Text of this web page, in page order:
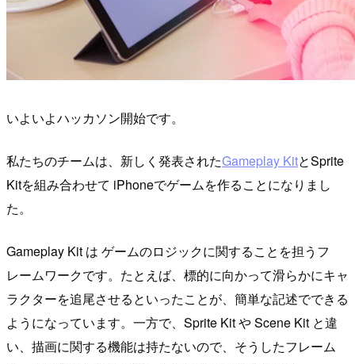
いよいよハッカソン開始です。
私たちのチームは、新しく発表されたGameplay KitとSprite
Kitを組み合わせて iPhoneでゲームを作ることになりまし
た。
Gameplay Kit は ゲームのロジックに関することを担うフ
レームワークです。たとえば、標的に向かって滑らかにキャ
ラクターを追尾させるといったことが、簡単な記述でできる
ようになっています。一方で、Sprite Kit や Scene Kit と違
い、描画に関する機能は持たないので、そうしたフレーム